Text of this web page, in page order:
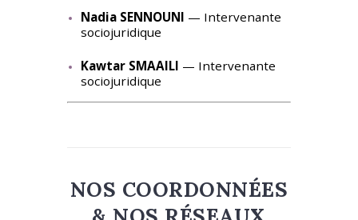
Nadia SENNOUNI — Intervenante
sociojuridique
Kawtar SMAAILI — Intervenante
sociojuridique
NOS COORDONNÉES